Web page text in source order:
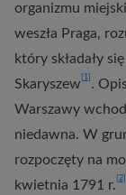
organizmu
weszła Praga,
który składały
Skaryszew [1] .
Warszawy
niedawna. W
rozpoczęty na
kwietnia 1791 r. [2]